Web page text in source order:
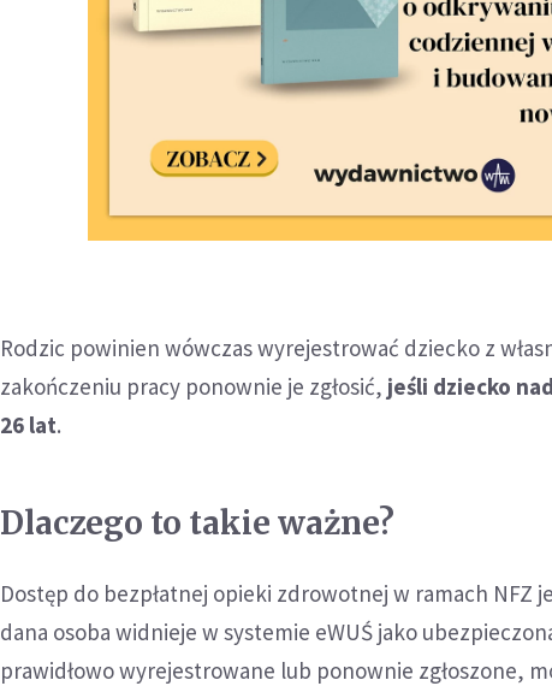
Rodzic powinien wówczas wyrejestrować dziecko z
zakończeniu pracy ponownie je zgłosić, jeśli dziecko
26 lat.
Dlaczego to takie ważne?
Dostęp do bezpłatnej opieki zdrowotnej w ramach NFZ
dana osoba widnieje w systemie eWUŚ jako
prawidłowo wyrejestrowane lub ponownie zgłoszone,